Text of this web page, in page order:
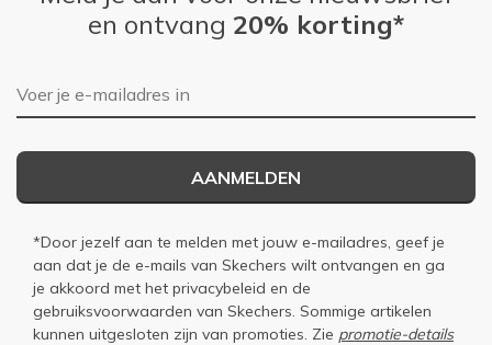
en ontvang 20% korting*
E-mailadres
AANMELDEN
*Door jezelf aan te melden met jouw e-mailadres, geef je
aan dat je de e-mails van Skechers wilt ontvangen en ga
je akkoord met het privacybeleid en de
gebruiksvoorwaarden van Skechers. Sommige artikelen
kunnen uitgesloten zijn van promoties. Zie promotie-details